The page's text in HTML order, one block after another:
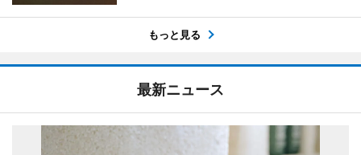
もっと見る
最新ニュース